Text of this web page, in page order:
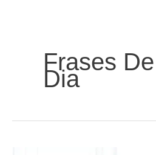
Frases
Dia